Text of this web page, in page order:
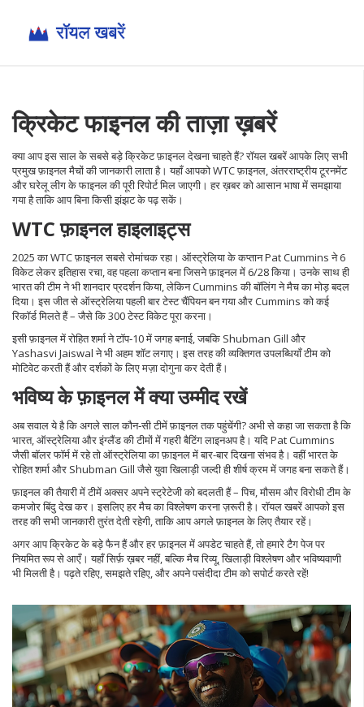
क्रिकेट फाइनल की ताज़ा ख़बरें
क्या आप इस साल के सबसे बड़े क्रिकेट फ़ाइनल देखना चाहते हैं? रॉयल खबरें आपके लिए सभी
प्रमुख फ़ाइनल मैचों की जानकारी लाता है। यहाँ आपको WTC फ़ाइनल, अंतरराष्ट्रीय टूरनमेंट
और घरेलू लीग के फाइनल की पूरी रिपोर्ट मिल जाएगी। हर ख़बर को आसान भाषा में समझाया
गया है ताकि आप बिना किसी झंझट के पढ़ सकें।
WTC फ़ाइनल हाइलाइट्स
2025 का WTC फ़ाइनल सबसे रोमांचक रहा। ऑस्ट्रेलिया के कप्तान Pat Cummins ने 6
विकेट लेकर इतिहास रचा, वह पहला कप्तान बना जिसने फ़ाइनल में 6/28 किया। उनके साथ ही
भारत की टीम ने भी शानदार प्रदर्शन किया, लेकिन Cummins की बॉलिंग ने मैच का मोड़ बदल
दिया। इस जीत से ऑस्ट्रेलिया पहली बार टेस्ट चैंपियन बन गया और Cummins को कई
रिकॉर्ड मिलते हैं – जैसे कि 300 टेस्‍ट विकेट पूरा करना।
इसी फ़ाइनल में रोहित शर्मा ने टॉप‑10 में जगह बनाई, जबकि Shubman Gill और
Yashasvi Jaiswal ने भी अहम शॉट लगाए। इस तरह की व्यक्तिगत उपलब्धियाँ टीम को
मोटिवेट करती हैं और दर्शकों के लिए मज़ा दोगुना कर देती हैं।
भविष्य के फ़ाइनल में क्या उम्मीद रखें
अब सवाल ये है कि अगले साल कौन‑सी टीमें फ़ाइनल तक पहुंचेंगी? अभी से कहा जा सकता है कि
भारत, ऑस्ट्रेलिया और इंग्लैंड की टीमों में गहरी बैटिंग लाइनअप है। यदि Pat Cummins
जैसी बॉलर फॉर्म में रहे तो ऑस्ट्रेलिया का फ़ाइनल में बार-बार दिखना संभव है। वहीं भारत के
रोहित शर्मा और Shubman Gill जैसे युवा खिलाड़ी जल्दी ही शीर्ष क्रम में जगह बना सकते हैं।
फ़ाइनल की तैयारी में टीमें अक्सर अपने स्ट्रेटेजी को बदलती हैं – पिच, मौसम और विरोधी टीम के
कमजोर बिंदु देख कर। इसलिए हर मैच का विश्लेषण करना ज़रूरी है। रॉयल खबरें आपको इस
तरह की सभी जानकारी तुरंत देती रहेगी, ताकि आप अगले फ़ाइनल के लिए तैयार रहें।
अगर आप क्रिकेट के बड़े फैन हैं और हर फ़ाइनल में अपडेट चाहते हैं, तो हमारे टैग पेज पर
नियमित रूप से आएँ। यहाँ सिर्फ़ ख़बर नहीं, बल्कि मैच रिव्यू, खिलाड़ी विश्लेषण और भविष्यवाणी
भी मिलती है। पढ़ते रहिए, समझते रहिए, और अपने पसंदीदा टीम को सपोर्ट करते रहें!